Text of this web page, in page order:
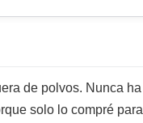
de polvos. Nunca
solo lo compré